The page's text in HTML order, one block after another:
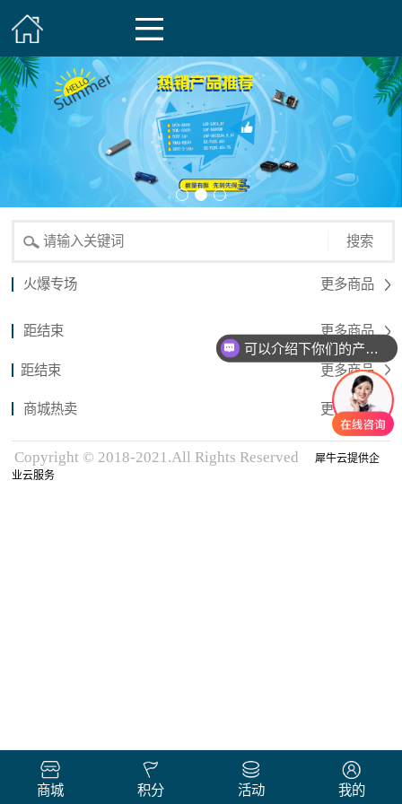
搜索
火爆专场 更多商品
距结束 更多商品
距结束 更多商品
商城热卖 更多商品
Copyright © 2018-2021.All Rights Reserved
犀牛云提供企
业云服务
商城 积分 活动 我的